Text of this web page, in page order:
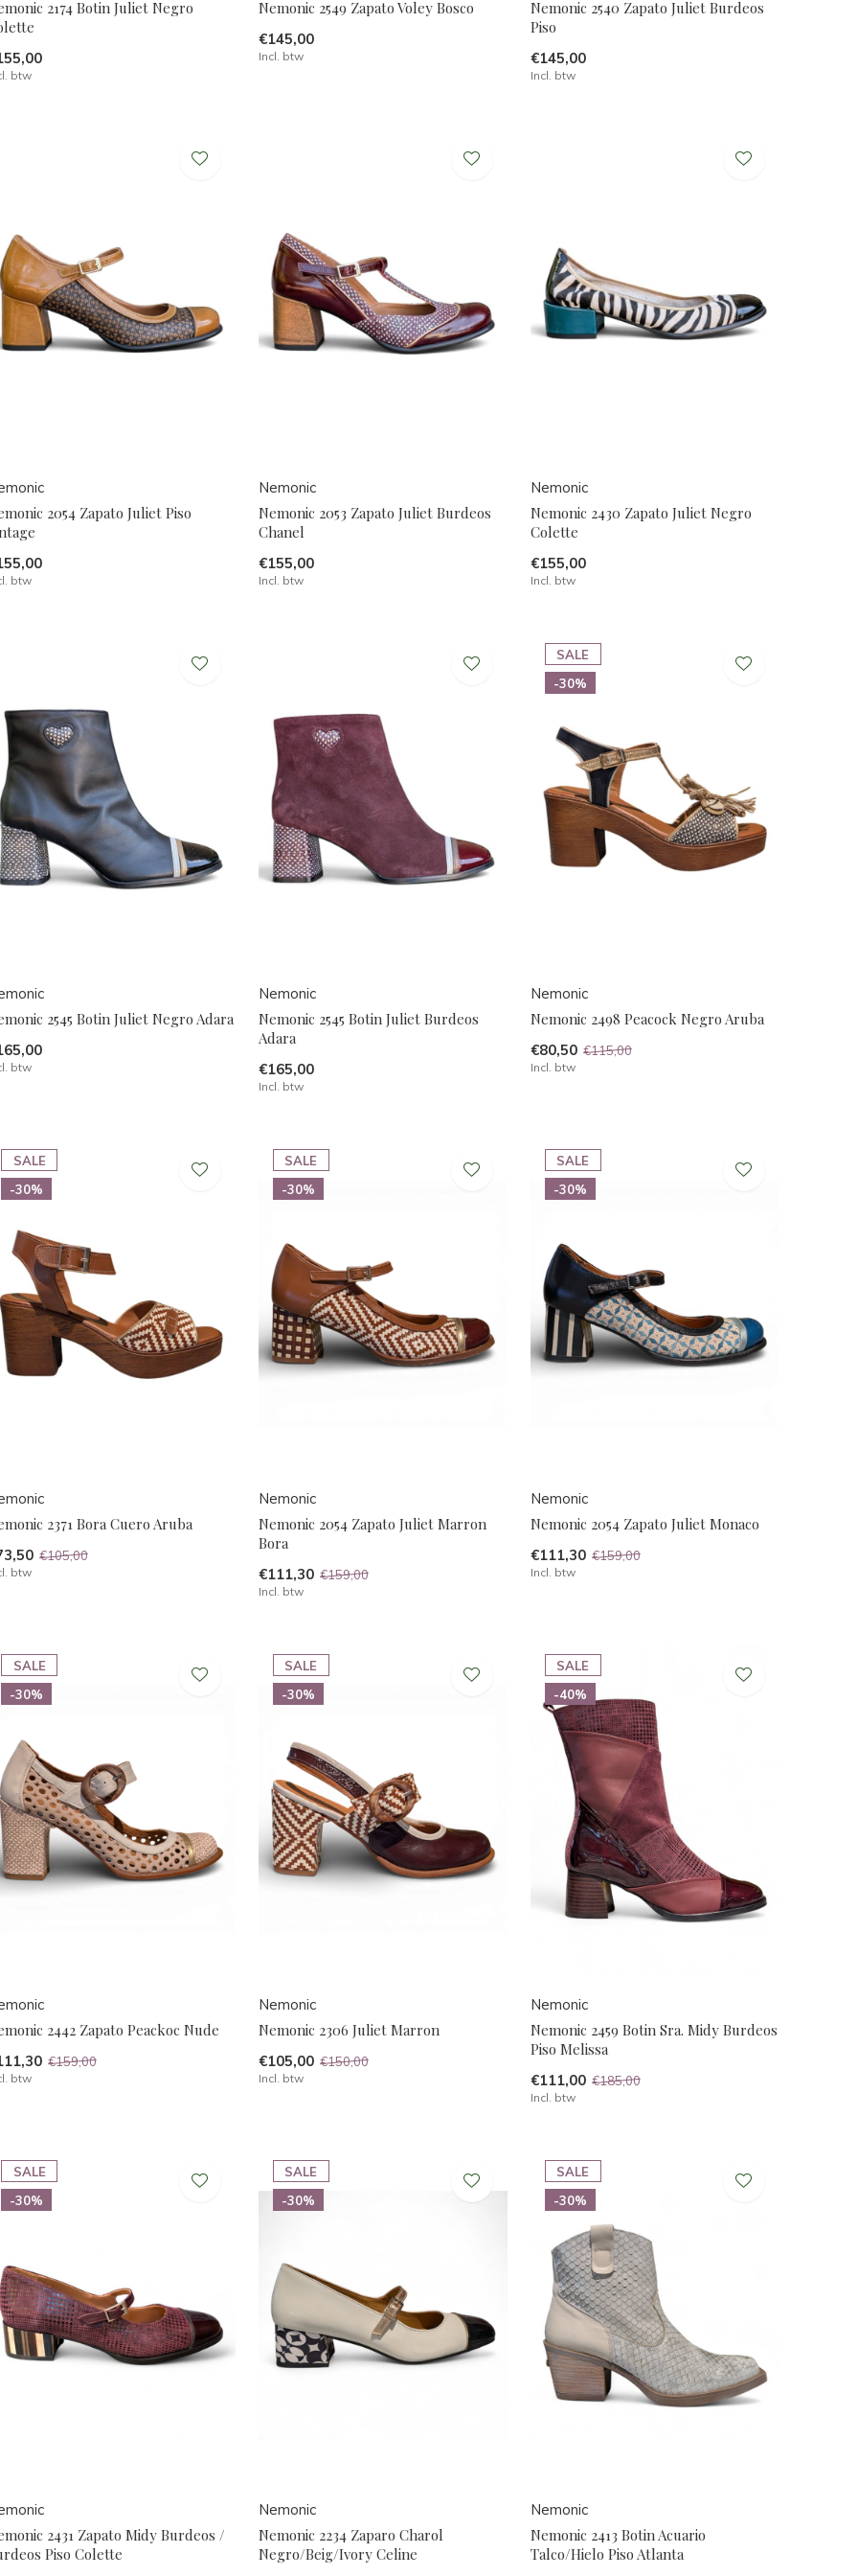
2174 Botin Juliet Negro
btw
Nemonic 2549 Zapato Voley Bosco
€145,00
Incl. btw
Nemonic 2540 Zapato Juliet Burdeos
Piso
€145,00
Incl. btw
2054 Zapato Juliet Piso
btw
Nemonic
Nemonic 2053 Zapato Juliet Burdeos
Chanel
€155,00
Incl. btw
Nemonic
Nemonic 2430 Zapato Juliet Negro
Colette
€155,00
Incl. btw
2545 Botin Juliet Negro Adara
btw
Nemonic
Nemonic 2545 Botin Juliet Burdeos
Adara
€165,00
Incl. btw
SALE
-30%
Nemonic
Nemonic 2498 Peacock Negro Aruba
€80,50 €115,00
Incl. btw
SALE
-30%
2371 Bora Cuero Aruba
€105,00
btw
SALE
-30%
Nemonic
Nemonic 2054 Zapato Juliet Marron
Bora
€111,30 €159,00
Incl. btw
SALE
-30%
Nemonic
Nemonic 2054 Zapato Juliet Monaco
€111,30 €159,00
Incl. btw
SALE
-30%
2442 Zapato Peackoc Nude
€159,00
btw
SALE
-30%
Nemonic
Nemonic 2306 Juliet Marron
€105,00 €150,00
Incl. btw
SALE
-40%
Nemonic
Nemonic 2459 Botin Sra. Midy Burdeos
Piso Melissa
€111,00 €185,00
Incl. btw
SALE
-30%
2431 Zapato Midy Burdeos /
Piso Colette
SALE
-30%
Nemonic
Nemonic 2234 Zaparo Charol
Negro/Beig/Ivory Celine
SALE
-30%
Nemonic
Nemonic 2413 Botin Acuario
Talco/Hielo Piso Atlanta